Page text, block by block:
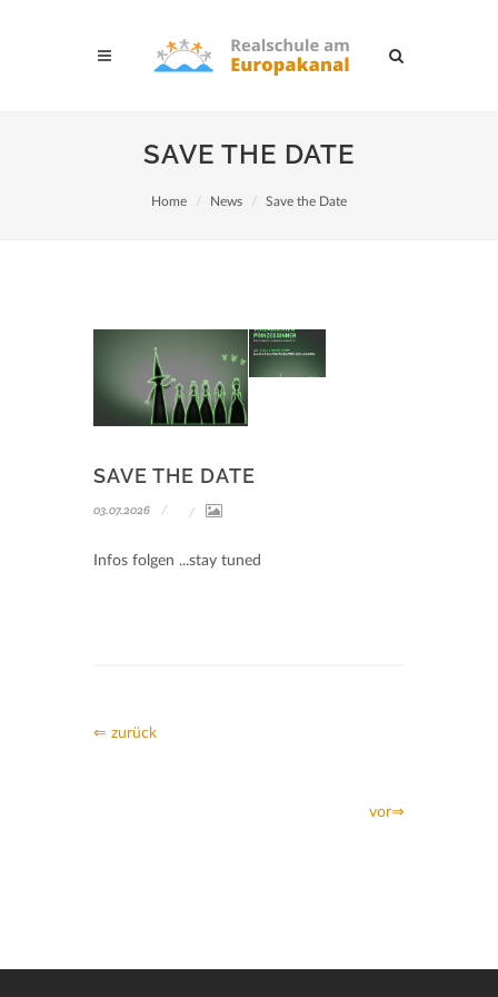
SAVE THE DATE
Home News Save the Date
SAVE THE DATE
03.07.2026
Infos folgen ...stay tuned
⇐ zurück
vor⇒